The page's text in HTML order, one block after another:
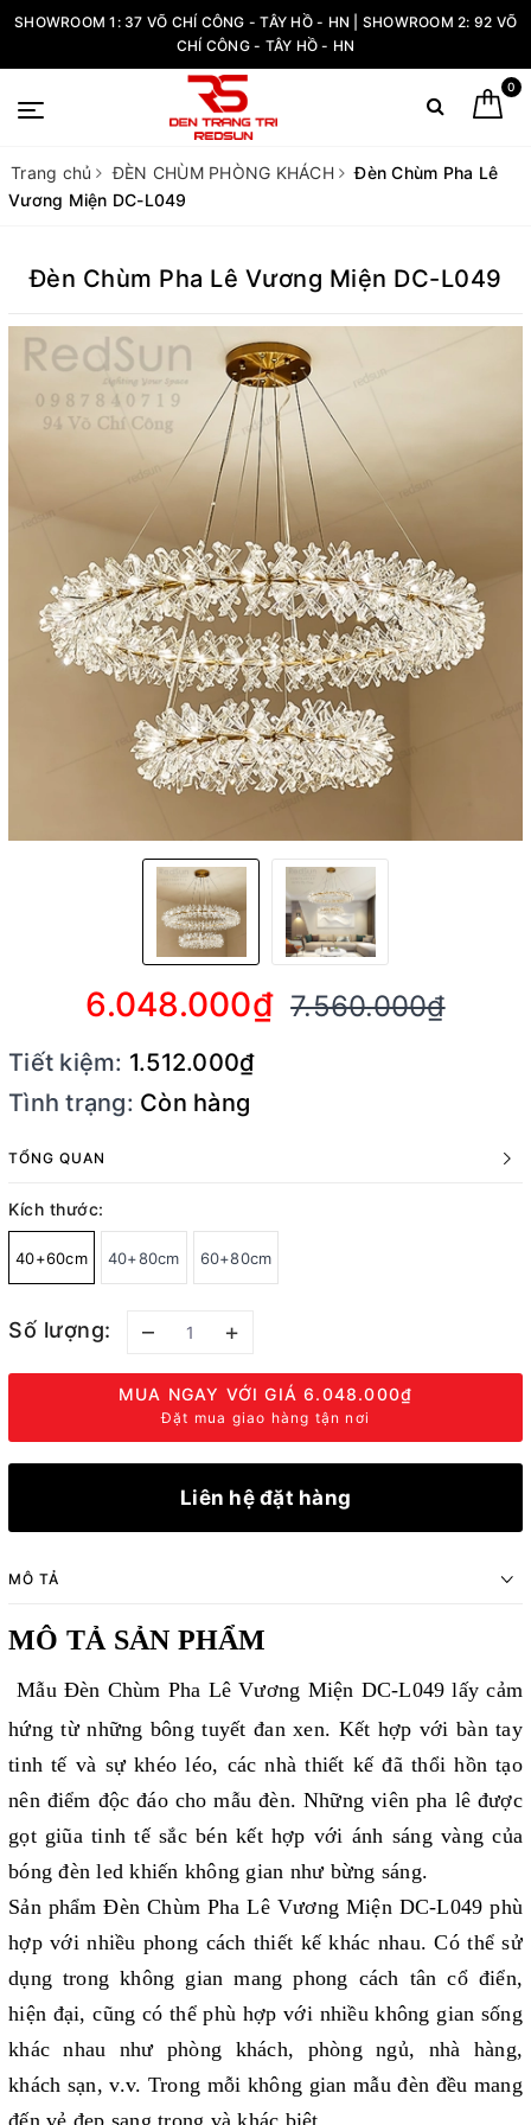
SHOWROOM 1: 37 VÕ CHÍ CÔNG - TÂY HỒ - HN | SHOWROOM 2: 92 VÕ
CHÍ CÔNG - TÂY HỒ - HN
0
Trang chủ ĐÈN CHÙM PHÒNG KHÁCH
Đèn Chùm Pha Lê
Vương Miện DC-L049
Đèn Chùm Pha Lê Vương Miện DC-L049
6.048.000₫ 7.560.000₫
Tiết kiệm: 1.512.000₫
Tình trạng: Còn hàng
TỔNG QUAN
Kích thước:
40+60cm 40+80cm 60+80cm
Số lượng: – +
MUA NGAY VỚI GIÁ6.048.000₫
Đặt mua giao hàng tận nơi
Liên hệ đặt hàng
MÔ TẢ
MÔ TẢ SẢN PHẨM
Mẫu Đèn Chùm Pha Lê Vương Miện DC-L049 lấy cảm
hứng từ những bông tuyết đan xen. Kết hợp với bàn tay
tinh tế và sự khéo léo, các nhà thiết kế đã thổi hồn tạo
nên điểm độc đáo cho mẫu đèn. Những viên pha lê được
gọt giũa tinh tế sắc bén kết hợp với ánh sáng vàng của
bóng đèn led khiến không gian như bừng sáng.
Sản phẩm Đèn Chùm Pha Lê Vương Miện DC-L049 phù
hợp với nhiều phong cách thiết kế khác nhau. Có thể sử
dụng trong không gian mang phong cách tân cổ điển,
hiện đại, cũng có thể phù hợp với nhiều không gian sống
khác nhau như phòng khách, phòng ngủ, nhà hàng,
khách sạn, v.v. Trong mỗi không gian mẫu đèn đều mang
đến vẻ đẹp sang trọng và khác biệt.